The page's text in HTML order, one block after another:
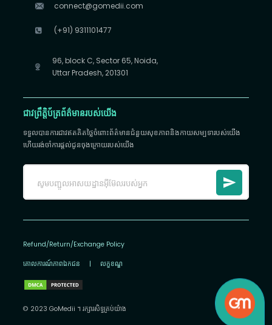
connect@gomedii.com
(+91) 9311101477
96, block C, Sector 65, Noida,
Uttar Pradesh, 201301
ជាវព្រឹត្តិប័ត្រព័ត៌មានរបស់យើង
ទទួលបានការជាវឥតគិតថ្លៃចំពោះព័ត៌មានជំនួយសុខភាពនិងកាយសម្បទារបស់យើង
ហើយរង់ចាំការផ្តល់ជូនចុងក្រោយរបស់យើង
Refund/Return/Exchange Policy
គោលការណ៍​ភាព​ឯកជន | លក្ខខណ្ឌ
© 2023 GoMedii ។ រក្សា​រ​សិទ្ធ​គ្រប់យ៉ាង